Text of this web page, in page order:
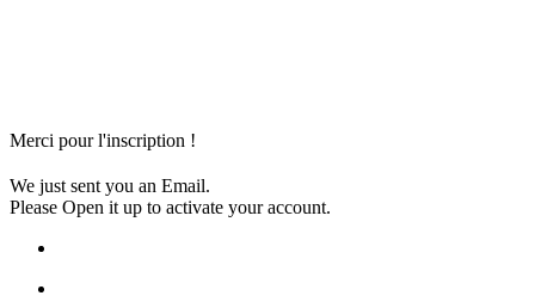
Merci pour l'inscription !
We just sent you an Email.
Please Open it up to activate your account.